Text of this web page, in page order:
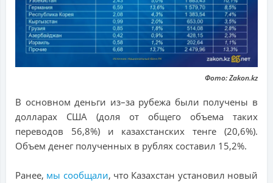
Фото: Zakon.kz
В основном деньги из–за рубежа были получены в
долларах США (доля от общего объема таких
переводов 56,8%) и казахстанских тенге (20,6%).
Объем денег полученных в рублях составил 15,2%.
Ранее, мы сообщали, что Казахстан установил новый